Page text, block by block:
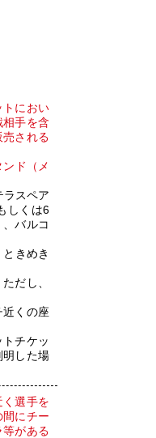
トにおい
手を含
される
ド（メ
ラスペア
しくは6
バルコ
きめき
だし、
くの座
チケッ
した場
選手を
にチー
がある